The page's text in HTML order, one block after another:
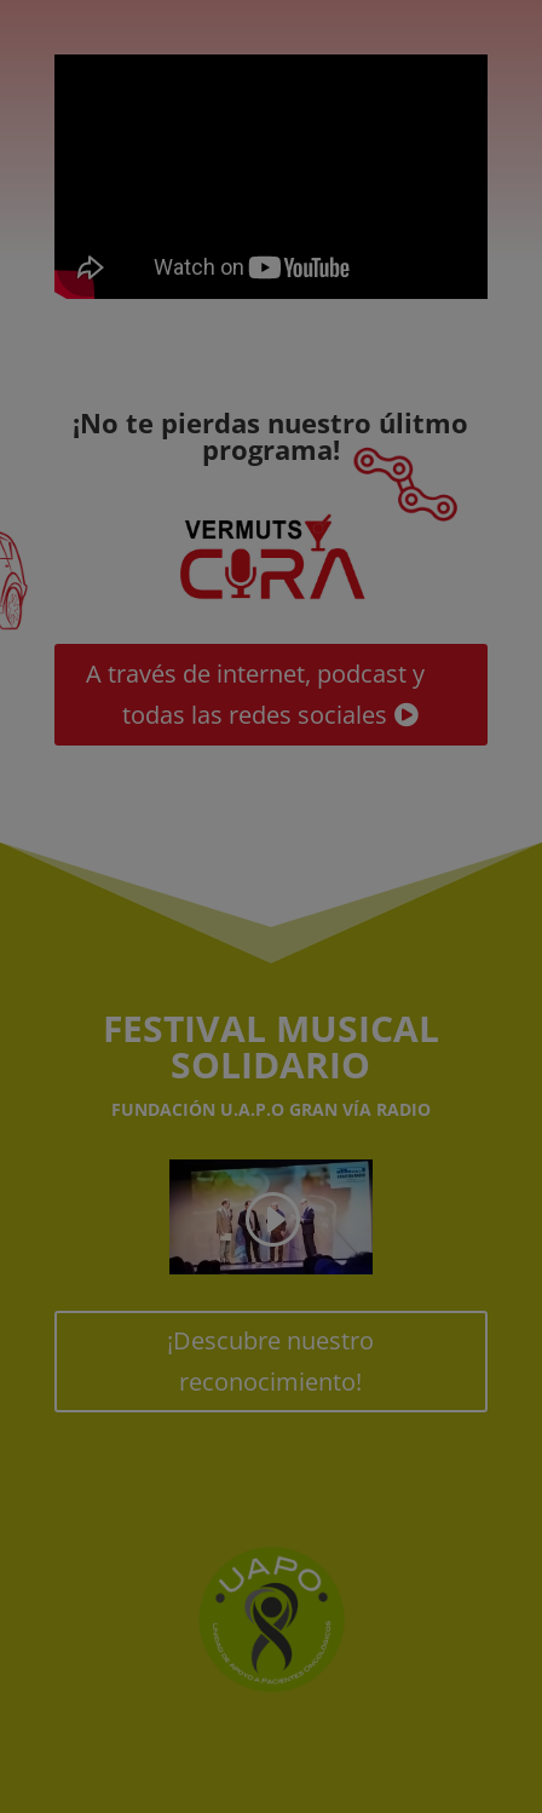
¡No te pierdas nuestro úlitmo
programa!
A través de internet, podcast y
todas las redes sociales
FESTIVAL MUSICAL
SOLIDARIO
FUNDACIÓN U.A.P.O GRAN VÍA RADIO
¡Descubre nuestro
reconocimiento!